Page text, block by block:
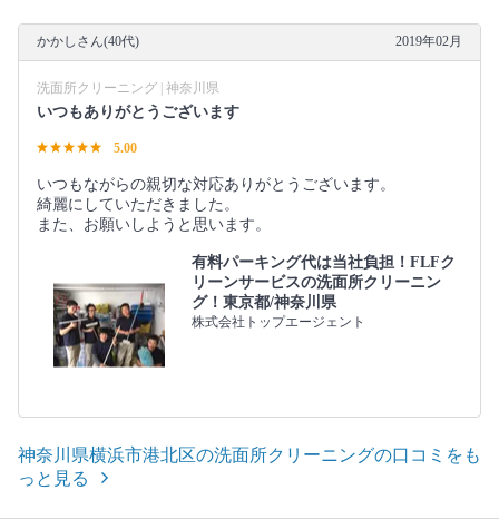
かかしさん(40代) 2019年02月
洗面所クリーニング | 神奈川県
いつもありがとうございます
5.00
いつもながらの親切な対応ありがとうございます。
綺麗にしていただきました。
また、お願いしようと思います。
有料パーキング代は当社負担！FLFク
リーンサービスの洗面所クリーニン
グ！東京都/神奈川県
株式会社トップエージェント
神奈川県横浜市港北区の洗面所クリーニングの口コミをも
っと見る